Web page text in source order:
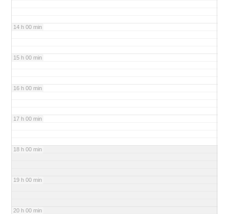
14 h 00 min
15 h 00 min
16 h 00 min
17 h 00 min
18 h 00 min
19 h 00 min
20 h 00 min